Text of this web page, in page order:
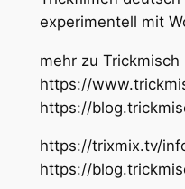
experimentell mit
mehr zu Trickmisch
https://
https://
https://trixmix.tv/
https://